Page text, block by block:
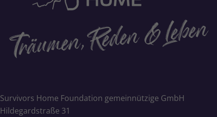
Survivors Home Foundation gemeinnützige GmbH
Hildegardstraße 31